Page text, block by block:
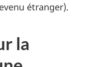
étranger).
la